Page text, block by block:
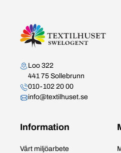
Kontakta oss
Loo 322
441 75 Sollebrunn
010-102 20 00
info@textilhuset.se
Information
Vårt miljöarbete